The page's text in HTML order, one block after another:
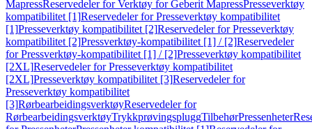
MapressReservedeler for Verktøy for Geberit MapressPresseverktøy
kompatibilitet [1]Reservedeler for Presseverktøy kompatibilitet
[1]Presseverktøy kompatibilitet [2]Reservedeler for Presseverktøy
kompatibilitet [2]Pressverktøy-kompatibilitet [1] / [2]Reservedeler
for Pressverktøy-kompatibilitet [1] / [2]Presseverktøy kompatibilitet
[2XL]Reservedeler for Presseverktøy kompatibilitet
[2XL]Presseverktøy kompatibilitet [3]Reservedeler for
Presseverktøy kompatibilitet
[3]RørbearbeidingsverktøyReservedeler for
RørbearbeidingsverktøyTrykkprøvingspluggTilbehørPressenheter